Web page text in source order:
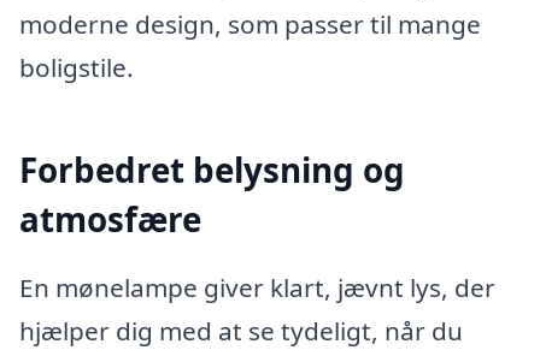
moderne design, som passer til mange
boligstile.
Forbedret belysning og
atmosfære
En mønelampe giver klart, jævnt lys, der
hjælper dig med at se tydeligt, når du